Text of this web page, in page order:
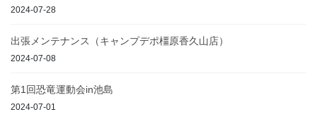
2024-07-28
出張メンテナンス（キャンプデポ橿原香久山店）
2024-07-08
第1回恐竜運動会in池島
2024-07-01